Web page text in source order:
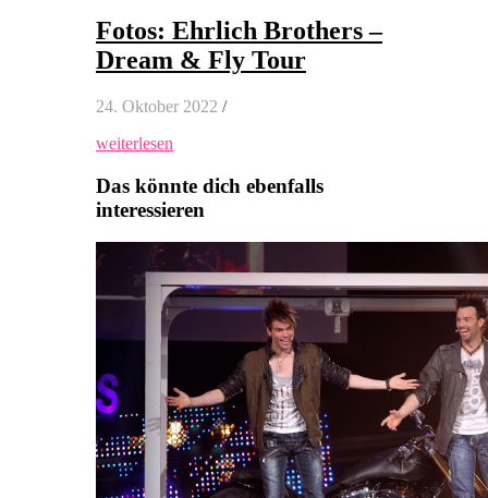
Fotos: Ehrlich Brothers –
Dream & Fly Tour
24. Oktober 2022 /
weiterlesen
Das könnte dich ebenfalls
interessieren